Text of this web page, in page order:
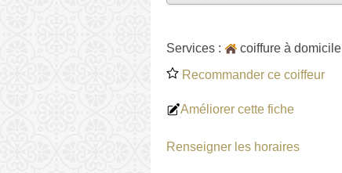
Services :
coiffure à domicile
Recommander ce coiffeur
Améliorer cette fiche
Renseigner les horaires